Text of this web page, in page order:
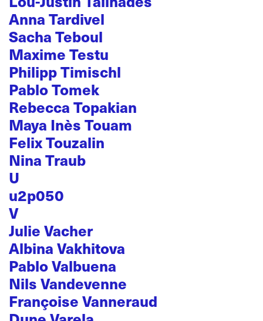
Anna Tardivel
Sacha Teboul
Maxime Testu
Philipp Timischl
Pablo Tomek
Rebecca Topakian
Maya Inès Touam
Felix Touzalin
Nina Traub
U
u2p050
V
Julie Vacher
Albina Vakhitova
Pablo Valbuena
Nils Vandevenne
Françoise Vanneraud